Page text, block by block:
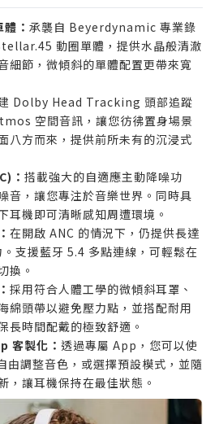
用者。
戲，希望透過空間音訊獲得極致
者。
性，偏好德國製造高品質產品的
藍牙聆聽功能的入門使用者。
混音，仍需依賴傳統有線監聽耳
全折疊收納，對便攜性有最高要
： 承襲自 Beyerdynamic 專業錄
動圈單體，提供水晶般清澈
細節，微傾斜的單體配置更帶來寬
Dolby Head Tracking 頭部追蹤
空間音訊，讓您彷彿置身場景
八方而來，提供前所未有的沉浸式
： 搭載強大的自適應主動降噪功
音，讓您專注於音樂世界。同時具
耳機即可清晰感知周遭環境。
在開啟 ANC 的情況下，仍提供長達
支援藍牙 5.4 多點連線，可輕鬆在
換。
採用符合人體工學的微傾斜耳罩、
綿頭帶以避免壓力點，並搭配耐用
長時間配戴的極致舒適。
製化： 透過專屬 App，您可以使
由調整音色，或選擇預設模式，並隨
，讓耳機保持在最佳狀態。